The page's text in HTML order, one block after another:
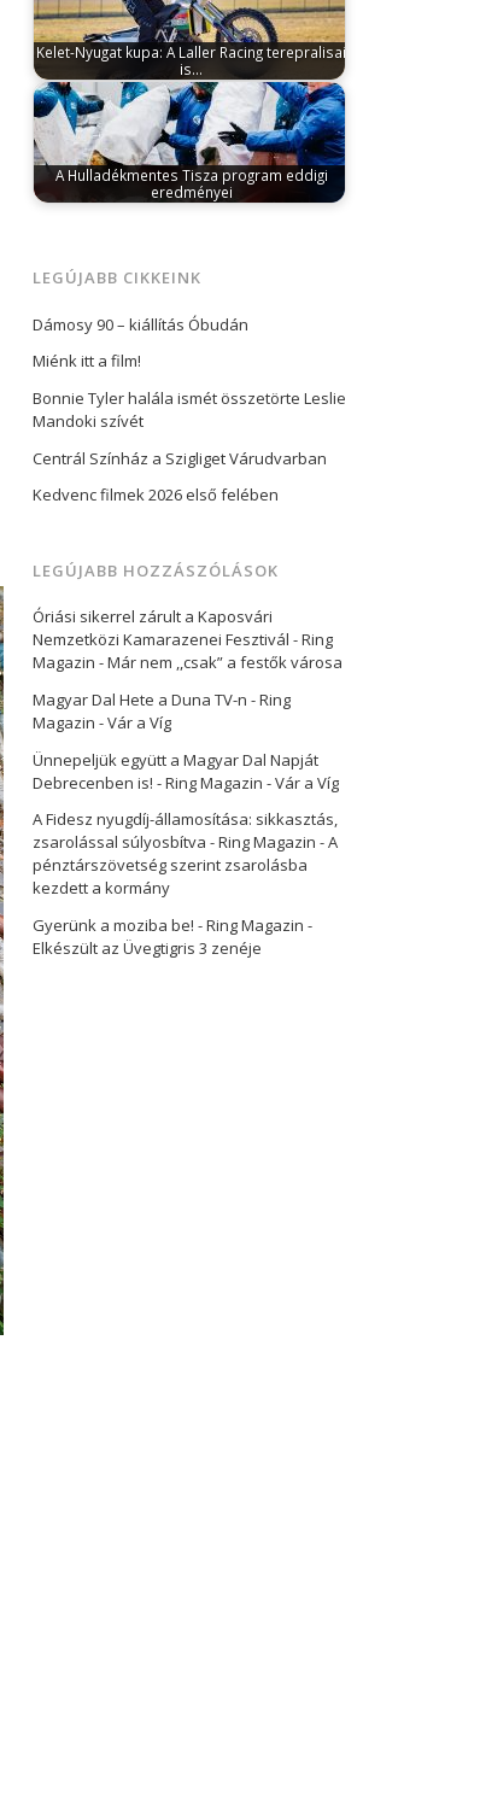
középiskolásoknak…
Kelet-Nyugat kupa: A Laller Racing terepralisai
is…
március 7, 2025A Kelet-Nyugat kupa első
fordulóját Piliscséven rendezték, ahol a
Laller…
A Hulladékmentes Tisza program eddigi
eredményei
LEGÚJABB CIKKEINK
Dámosy 90 – kiállítás Óbudán
Miénk itt a film!
Bonnie Tyler halála ismét összetörte Leslie
Mandoki szívét
Centrál Színház a Szigliget Várudvarban
Kedvenc filmek 2026 első felében
LEGÚJABB HOZZÁSZÓLÁSOK
Óriási sikerrel zárult a Kaposvári
Nemzetközi Kamarazenei Fesztivál - Ring
Magazin -Már nem ,,csak” a festők városa
Magyar Dal Hete a Duna TV-n - Ring
Magazin -Vár a Víg
Ünnepeljük együtt a Magyar Dal Napját
Debrecenben is! - Ring Magazin -Vár a Víg
A Fidesz nyugdíj-államosítása: sikkasztás,
zsarolással súlyosbítva - Ring Magazin -A
pénztárszövetség szerint zsarolásba
kezdett a kormány
Gyerünk a moziba be! - Ring Magazin -
Elkészült az Üvegtigris 3 zenéje